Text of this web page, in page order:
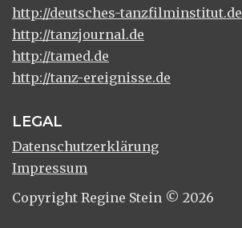
http://deutsches-tanzfilminstitut.de
http://tanzjournal.de
http://tamed.de
http://tanz-ereignisse.de
LEGAL
Datenschutzerklärung
Impressum
Copyright Regine Stein © 2026